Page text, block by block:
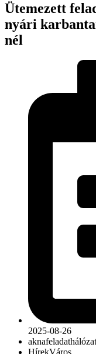
Ütemezett
nyári
nél
2025-08-26
aknafeladathálózat
HírekVáros